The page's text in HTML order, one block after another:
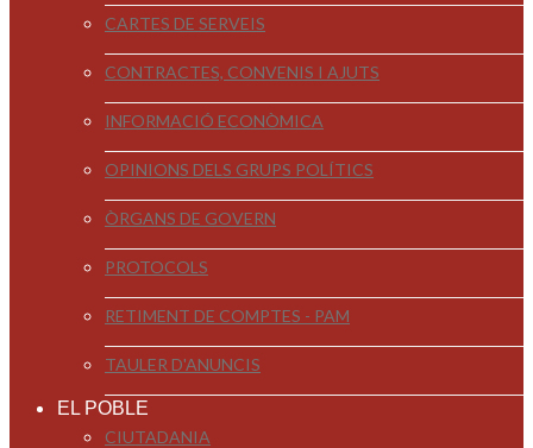
CARTES DE SERVEIS
CONTRACTES, CONVENIS I AJUTS
INFORMACIÓ ECONÒMICA
OPINIONS DELS GRUPS POLÍTICS
ÒRGANS DE GOVERN
PROTOCOLS
RETIMENT DE COMPTES - PAM
TAULER D'ANUNCIS
EL POBLE
CIUTADANIA